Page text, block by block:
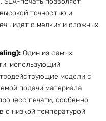
точностью и
идет о мелких и сложных
Один из самых
использующий
модели с
подачи материала
печати, особенно
с низкой температурой